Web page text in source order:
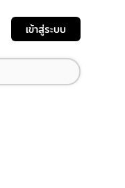
เข้าสู่ระบบ